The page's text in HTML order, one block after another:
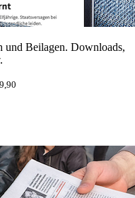
und Beilagen. Downloads,